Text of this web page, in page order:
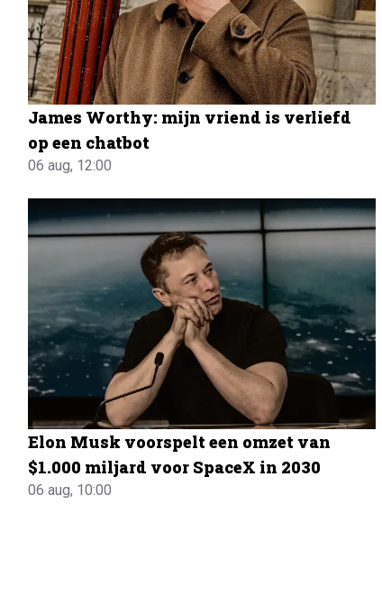
James Worthy: mijn vriend is verliefd
op een chatbot
06 aug, 12:00
Elon Musk voorspelt een omzet van
$1.000 miljard voor SpaceX in 2030
06 aug, 10:00